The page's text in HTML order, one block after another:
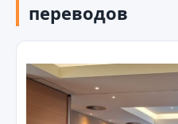
переводов